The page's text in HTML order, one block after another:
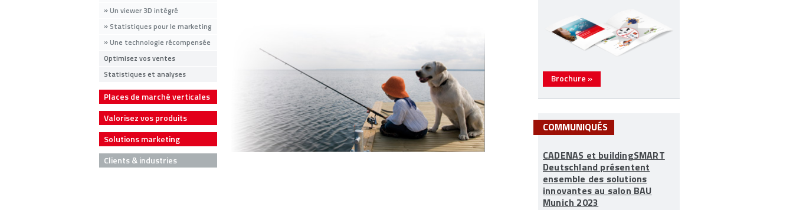
Un viewer 3D intégré
Statistiques pour le marketing
Une technologie récompensée
Optimisez vos ventes
Statistiques et analyses
Places de marché verticales
Valorisez vos produits
Solutions marketing
Clients & industries
Brochure »
COMMUNIQUÉS
CADENAS et buildingSMART
Deutschland présentent
ensemble des solutions
innovantes au salon BAU
Munich 2023